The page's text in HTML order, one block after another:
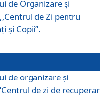
de Organizare și
de Zi pentru
şi Copii”.
de organizare şi
de zi de